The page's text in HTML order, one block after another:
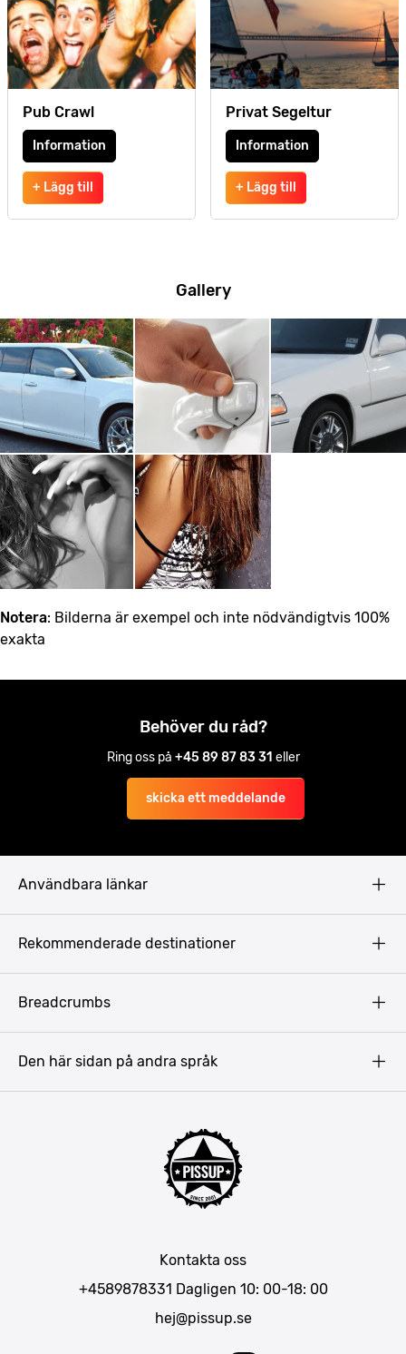
Pub Crawl
Information
+ Lägg till
Privat Segeltur
Information
+ Lägg till
Gallery
Notera: Bilderna är exempel och inte nödvändigtvis 100%
exakta
Behöver du råd?
Ring oss på +45 89 87 83 31 eller
skicka ett meddelande
Användbara länkar
Rekommenderade destinationer
Breadcrumbs
Kontakta oss
+4589878331 Dagligen 10: 00-18: 00
hej@pissup.se
Den här sidan på andra språk